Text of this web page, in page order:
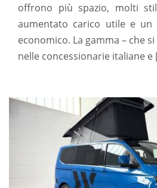
offrono più spazio, molti
aumentato carico utile e un
economico. La gamma – che
nelle concessionarie italiane e